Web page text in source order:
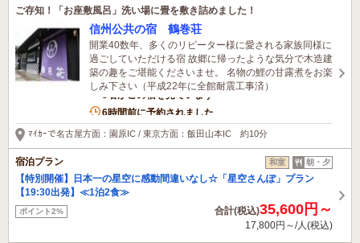
ご存知！「お座敷風呂」洗い場に畳を敷き詰めました！
信州公共の宿 鶴巻荘
開業40数年、多くのリピーター様に愛される家族同様に
過ごしていただける宿 故郷に帰ったような気分で木造建
築の趣をご堪能くださいませ。 名物の鯉の甘露煮をお楽
しみ下さい（平成22年に全館耐震工事済）
3名がこの宿を見ています
6時間前に予約されました
ﾏｲｶｰで名古屋方面：園原IC / 東京方面：飯田山本IC 約10分
宿泊プラン 和室 朝・夕
【特別開催】日本一の星空に感動間違いなし☆「星空さんぽ」プラン
【19:30出発】≪1泊2食≫
ポイント2% 合計(税込)35,600円～
17,800円～/人(税込)